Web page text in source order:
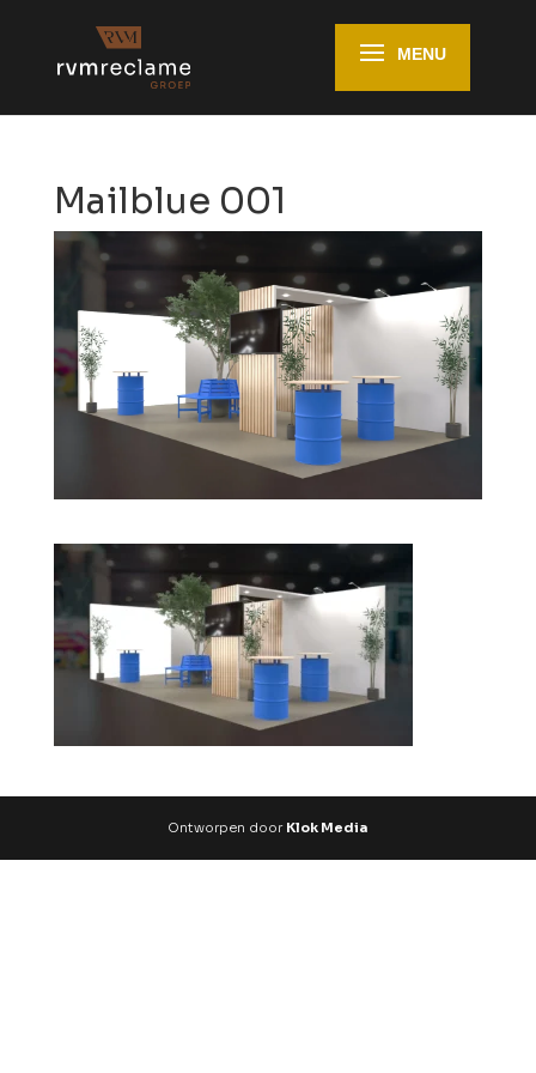
Mailblue 001
Ontworpen door Klok Media